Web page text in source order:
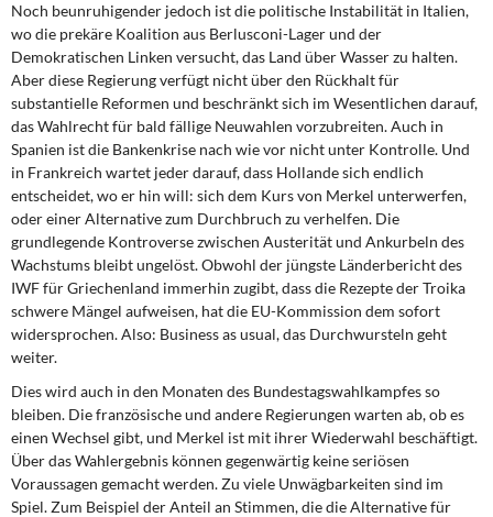
Noch beunruhigender jedoch ist die politische Instabilität in Italien,
wo die prekäre Koalition aus Berlusconi-Lager und der
Demokratischen Linken versucht, das Land über Wasser zu halten.
Aber diese Regierung verfügt nicht über den Rückhalt für
substantielle Reformen und beschränkt sich im Wesentlichen darauf,
das Wahlrecht für bald fällige Neuwahlen vorzubreiten. Auch in
Spanien ist die Bankenkrise nach wie vor nicht unter Kontrolle. Und
in Frankreich wartet jeder darauf, dass Hollande sich endlich
entscheidet, wo er hin will: sich dem Kurs von Merkel unterwerfen,
oder einer Alternative zum Durchbruch zu verhelfen. Die
grundlegende Kontroverse zwischen Austerität und Ankurbeln des
Wachstums bleibt ungelöst. Obwohl der jüngste Länderbericht des
IWF für Griechenland immerhin zugibt, dass die Rezepte der Troika
schwere Mängel aufweisen, hat die EU-Kommission dem sofort
widersprochen. Also: Business as usual, das Durchwursteln geht
weiter.
Dies wird auch in den Monaten des Bundestagswahlkampfes so
bleiben. Die französische und andere Regierungen warten ab, ob es
einen Wechsel gibt, und Merkel ist mit ihrer Wiederwahl beschäftigt.
Über das Wahlergebnis können gegenwärtig keine seriösen
Voraussagen gemacht werden. Zu viele Unwägbarkeiten sind im
Spiel. Zum Beispiel der Anteil an Stimmen, die die Alternative für